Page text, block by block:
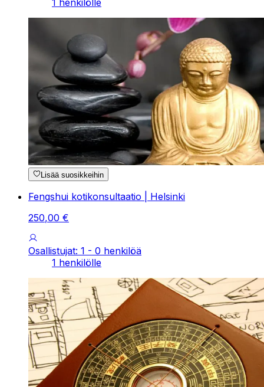
1 henkilölle
Lisää suosikkeihin
Fengshui kotikonsultaatio | Helsinki
250,00 €
Osallistujat: 1 - 0 henkilöä
1 henkilölle